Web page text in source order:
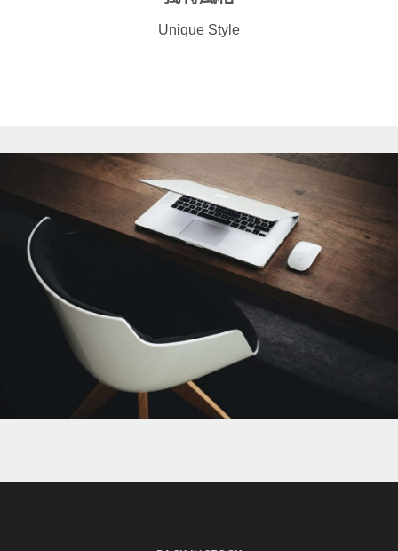
Unique Style